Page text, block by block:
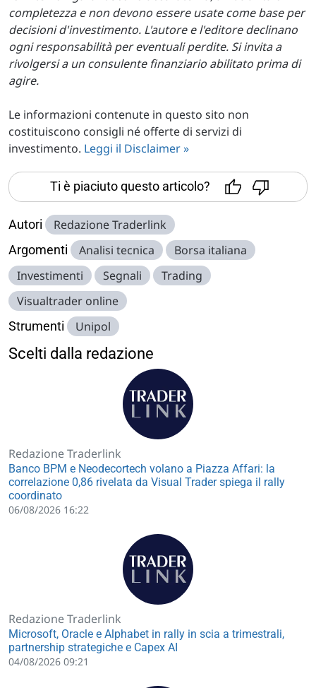
completezza e non devono essere usate come base per
decisioni d'investimento. L'autore e l'editore declinano
ogni responsabilità per eventuali perdite. Si invita a
rivolgersi a un consulente finanziario abilitato prima di
agire.
Le informazioni contenute in questo sito non
costituiscono consigli né offerte di servizi di
investimento. Leggi il Disclaimer »
Ti è piaciuto questo articolo?
Autori Redazione Traderlink
Argomenti Analisi tecnica
Borsa italiana
Investimenti
Segnali
Trading
Visualtrader online
Strumenti Unipol
Scelti dalla redazione
Redazione Traderlink
Banco BPM e Neodecortech volano a Piazza Affari: la
correlazione 0,86 rivelata da Visual Trader spiega il rally
coordinato
06/08/2026 16:22
Redazione Traderlink
Microsoft, Oracle e Alphabet in rally in scia a trimestrali,
partnership strategiche e Capex AI
04/08/2026 09:21